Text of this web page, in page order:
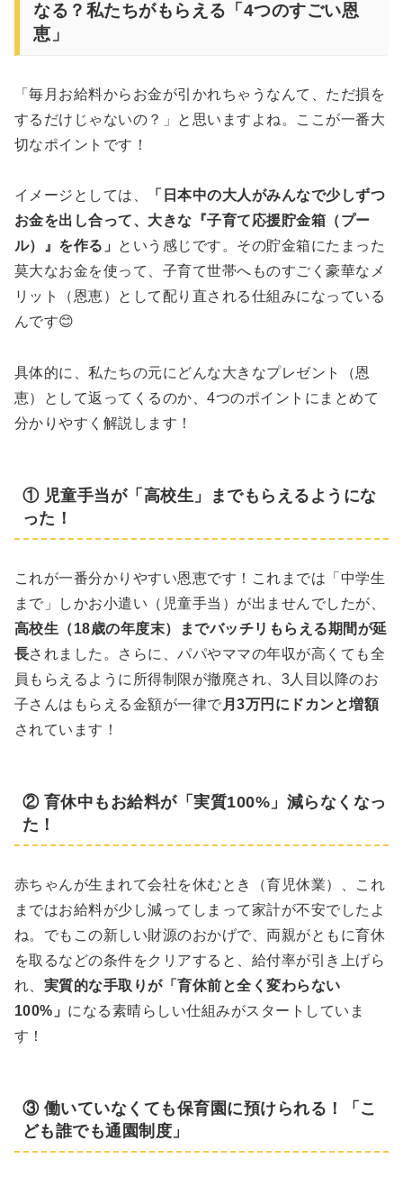
なる？私たちがもらえる「4つのすごい恩
恵」
「毎月お給料からお金が引かれちゃうなんて、ただ損を
するだけじゃないの？」と思いますよね。ここが一番大
切なポイントです！
イメージとしては、
「日本中の大人がみんなで少しずつ
お金を出し合って、大きな『子育て応援貯金箱（プー
ル）』を作る」 という感じです。その貯金箱にたまった
莫大なお金を使って、子育て世帯へものすごく豪華なメ
リット（恩恵）として配り直される仕組みになっている
んです😊
具体的に、私たちの元にどんな大きなプレゼント（恩
恵）として返ってくるのか、4つのポイントにまとめて
分かりやすく解説します！
① 児童手当が「高校生」までもらえるようにな
った！
これが一番分かりやすい恩恵です！これまでは「中学生
まで」しかお小遣い（児童手当）が出ませんでしたが、
高校生（18歳の年度末）までバッチリもらえる期間が延
長されました。さらに、パパやママの年収が高くても全
員もらえるように所得制限が撤廃され、3人目以降のお
子さんはもらえる金額が一律で 月3万円にドカンと増額
されています！
② 育休中もお給料が「実質100%」減らなくなっ
た！
赤ちゃんが生まれて会社を休むとき（育児休業）、これ
まではお給料が少し減ってしまって家計が不安でしたよ
ね。でもこの新しい財源のおかげで、両親がともに育休
を取るなどの条件をクリアすると、給付率が引き上げら
れ、 実質的な手取りが「育休前と全く変わらない
100%」 になる素晴らしい仕組みがスタートしていま
す！
③ 働いていなくても保育園に預けられる！「こ
ども誰でも通園制度」